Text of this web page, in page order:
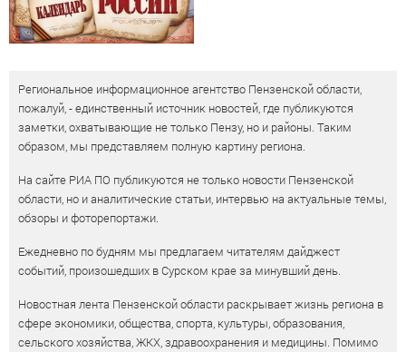
Региональное информационное агентство Пензенской области,
пожалуй, - единственный источник новостей, где публикуются
заметки, охватывающие не только Пензу, но и районы. Таким
образом, мы представляем полную картину региона.
На сайте РИА ПО публикуются не только новости Пензенской
области, но и аналитические статьи, интервью на актуальные темы,
обзоры и фоторепортажи.
Ежедневно по будням мы предлагаем читателям дайджест
событий, произошедших в Сурском крае за минувший день.
Новостная лента Пензенской области раскрывает жизнь региона в
сфере экономики, общества, спорта, культуры, образования,
сельского хозяйства, ЖКХ, здравоохранения и медицины. Помимо